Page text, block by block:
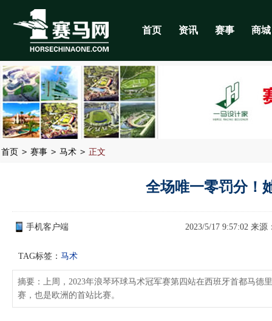
首页 资讯 赛事 商城
首页 > 赛事 > 马术 > 正文
全场唯一零罚分！
手机客户端 2023/5/17 9:57:02 来源
TAG标签： 马术
摘要：上周，2023年浪琴环球马术冠军赛第四站在西班牙首都马德
赛，也是欧洲的首站比赛。